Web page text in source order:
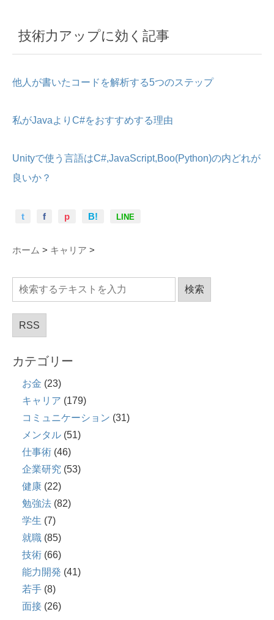
技術力アップに効く記事
他人が書いたコードを解析する5つのステップ
私がJavaよりC#をおすすめする理由
Unityで使う言語はC#,JavaScript,Boo(Python)の内どれが
良いか？
t f p B! LINE
ホーム > キャリア >
RSS
カテゴリー
お金 (23)
キャリア (179)
コミュニケーション (31)
メンタル (51)
仕事術 (46)
企業研究 (53)
健康 (22)
勉強法 (82)
学生 (7)
就職 (85)
技術 (66)
能力開発 (41)
若手 (8)
面接 (26)